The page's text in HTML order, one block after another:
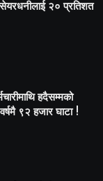
२० प्रतिशत
हदैसम्मको
९२ हजार घाटा !